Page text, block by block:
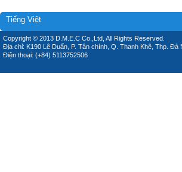
Tiếng Việt
Copyright © 2013 D.M.E.C Co.,Ltd, All Rights Reserved.
Địa chỉ: K190 Lê Duẩn, P. Tân chính, Q. Thanh Khê, Thp. Đà
Điện thoại: (+84) 5113752506